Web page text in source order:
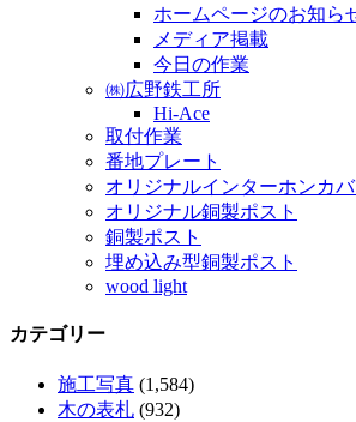
ホームページのお知ら
メディア掲載
今日の作業
㈱広野鉄工所
Hi-Ace
取付作業
番地プレート
オリジナルインターホンカ
オリジナル銅製ポスト
銅製ポスト
埋め込み型銅製ポスト
wood light
カテゴリー
施工写真 (1,584)
木の表札 (932)